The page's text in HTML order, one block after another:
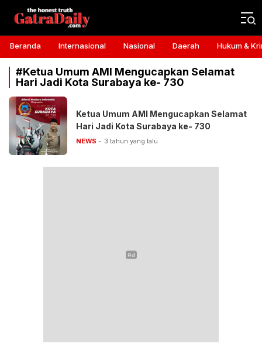
Gatra Daily
the honest truth
Beranda Internasional Nasional Daerah Hukum &
#Ketua Umum AMI Mengucapkan Selamat
Hari Jadi Kota Surabaya ke- 730
Ketua Umum AMI Mengucapkan Selamat
Hari Jadi Kota Surabaya ke- 730
NEWS 3 tahun yang lalu